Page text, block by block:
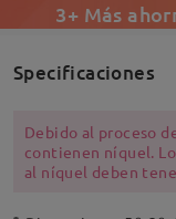
3+ Más
Specificaciones
Debido al proceso
contienen níquel.
al níquel deben